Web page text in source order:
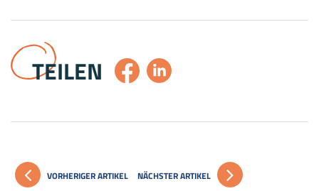
TEILEN
VORHERIGER ARTIKEL NÄCHSTER ARTIKEL